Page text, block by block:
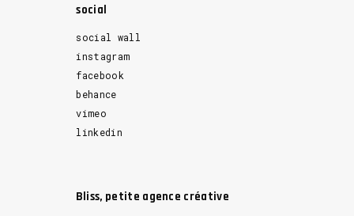
social
social wall
instagram
facebook
behance
vimeo
linkedin
Bliss, petite agence créative